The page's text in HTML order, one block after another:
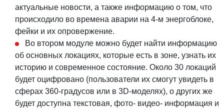
актуальные новости, а также информацию о том, что
происходило во времена аварии на 4-м энергоблоке,
фейки и их опровержение.
Во втором модуле можно будет найти информацию
об основных локациях, которые есть в зоне, узнать их
историю и современное состояние. Около 30 локаций
будет оцифровано (пользователи их смогут увидеть в
сферах 360-градусов или в 3D-моделях), о других же
будет доступна текстовая, фото- видео- информация и